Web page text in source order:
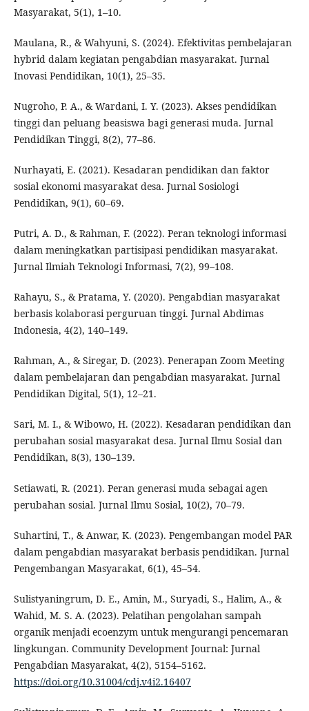
Masyarakat, 5(1), 1–10.
Maulana, R., & Wahyuni, S. (2024). Efektivitas pembelajaran
hybrid dalam kegiatan pengabdian masyarakat. Jurnal
Inovasi Pendidikan, 10(1), 25–35.
Nugroho, P. A., & Wardani, I. Y. (2023). Akses pendidikan
tinggi dan peluang beasiswa bagi generasi muda. Jurnal
Pendidikan Tinggi, 8(2), 77–86.
Nurhayati, E. (2021). Kesadaran pendidikan dan faktor
sosial ekonomi masyarakat desa. Jurnal Sosiologi
Pendidikan, 9(1), 60–69.
Putri, A. D., & Rahman, F. (2022). Peran teknologi informasi
dalam meningkatkan partisipasi pendidikan masyarakat.
Jurnal Ilmiah Teknologi Informasi, 7(2), 99–108.
Rahayu, S., & Pratama, Y. (2020). Pengabdian masyarakat
berbasis kolaborasi perguruan tinggi. Jurnal Abdimas
Indonesia, 4(2), 140–149.
Rahman, A., & Siregar, D. (2023). Penerapan Zoom Meeting
dalam pembelajaran dan pengabdian masyarakat. Jurnal
Pendidikan Digital, 5(1), 12–21.
Sari, M. I., & Wibowo, H. (2022). Kesadaran pendidikan dan
perubahan sosial masyarakat desa. Jurnal Ilmu Sosial dan
Pendidikan, 8(3), 130–139.
Setiawati, R. (2021). Peran generasi muda sebagai agen
perubahan sosial. Jurnal Ilmu Sosial, 10(2), 70–79.
Suhartini, T., & Anwar, K. (2023). Pengembangan model PAR
dalam pengabdian masyarakat berbasis pendidikan. Jurnal
Pengembangan Masyarakat, 6(1), 45–54.
Sulistyaningrum, D. E., Amin, M., Suryadi, S., Halim, A., &
Wahid, M. S. A. (2023). Pelatihan pengolahan sampah
organik menjadi ecoenzym untuk mengurangi pencemaran
lingkungan. Community Development Journal: Jurnal
Pengabdian Masyarakat, 4(2), 5154–5162.
https://doi.org/10.31004/cdj.v4i2.16407